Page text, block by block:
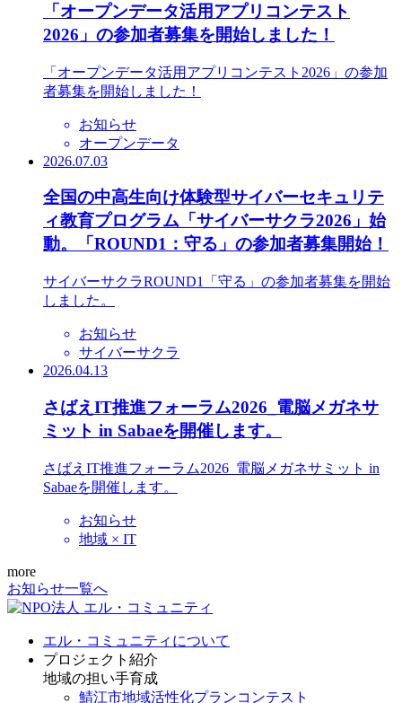
「オープンデータ活用アプリコンテスト
2026」の参加者募集を開始しました！
「オープンデータ活用アプリコンテスト2026」の参加
者募集を開始しました！
お知らせ
オープンデータ
2026.07.03
全国の中高生向け体験型サイバーセキュリテ
ィ教育プログラム「サイバーサクラ2026」始
動。「ROUND1：守る」の参加者募集開始！
サイバーサクラROUND1「守る」の参加者募集を開始
しました。
お知らせ
サイバーサクラ
2026.04.13
さばえIT推進フォーラム2026_電脳メガネサ
ミット in Sabaeを開催します。
さばえIT推進フォーラム2026_電脳メガネサミット in
Sabaeを開催します。
お知らせ
地域 × IT
more
お知らせ一覧へ
エル・コミュニティについて
プロジェクト紹介
地域の担い手育成
鯖江市地域活性化プランコンテスト